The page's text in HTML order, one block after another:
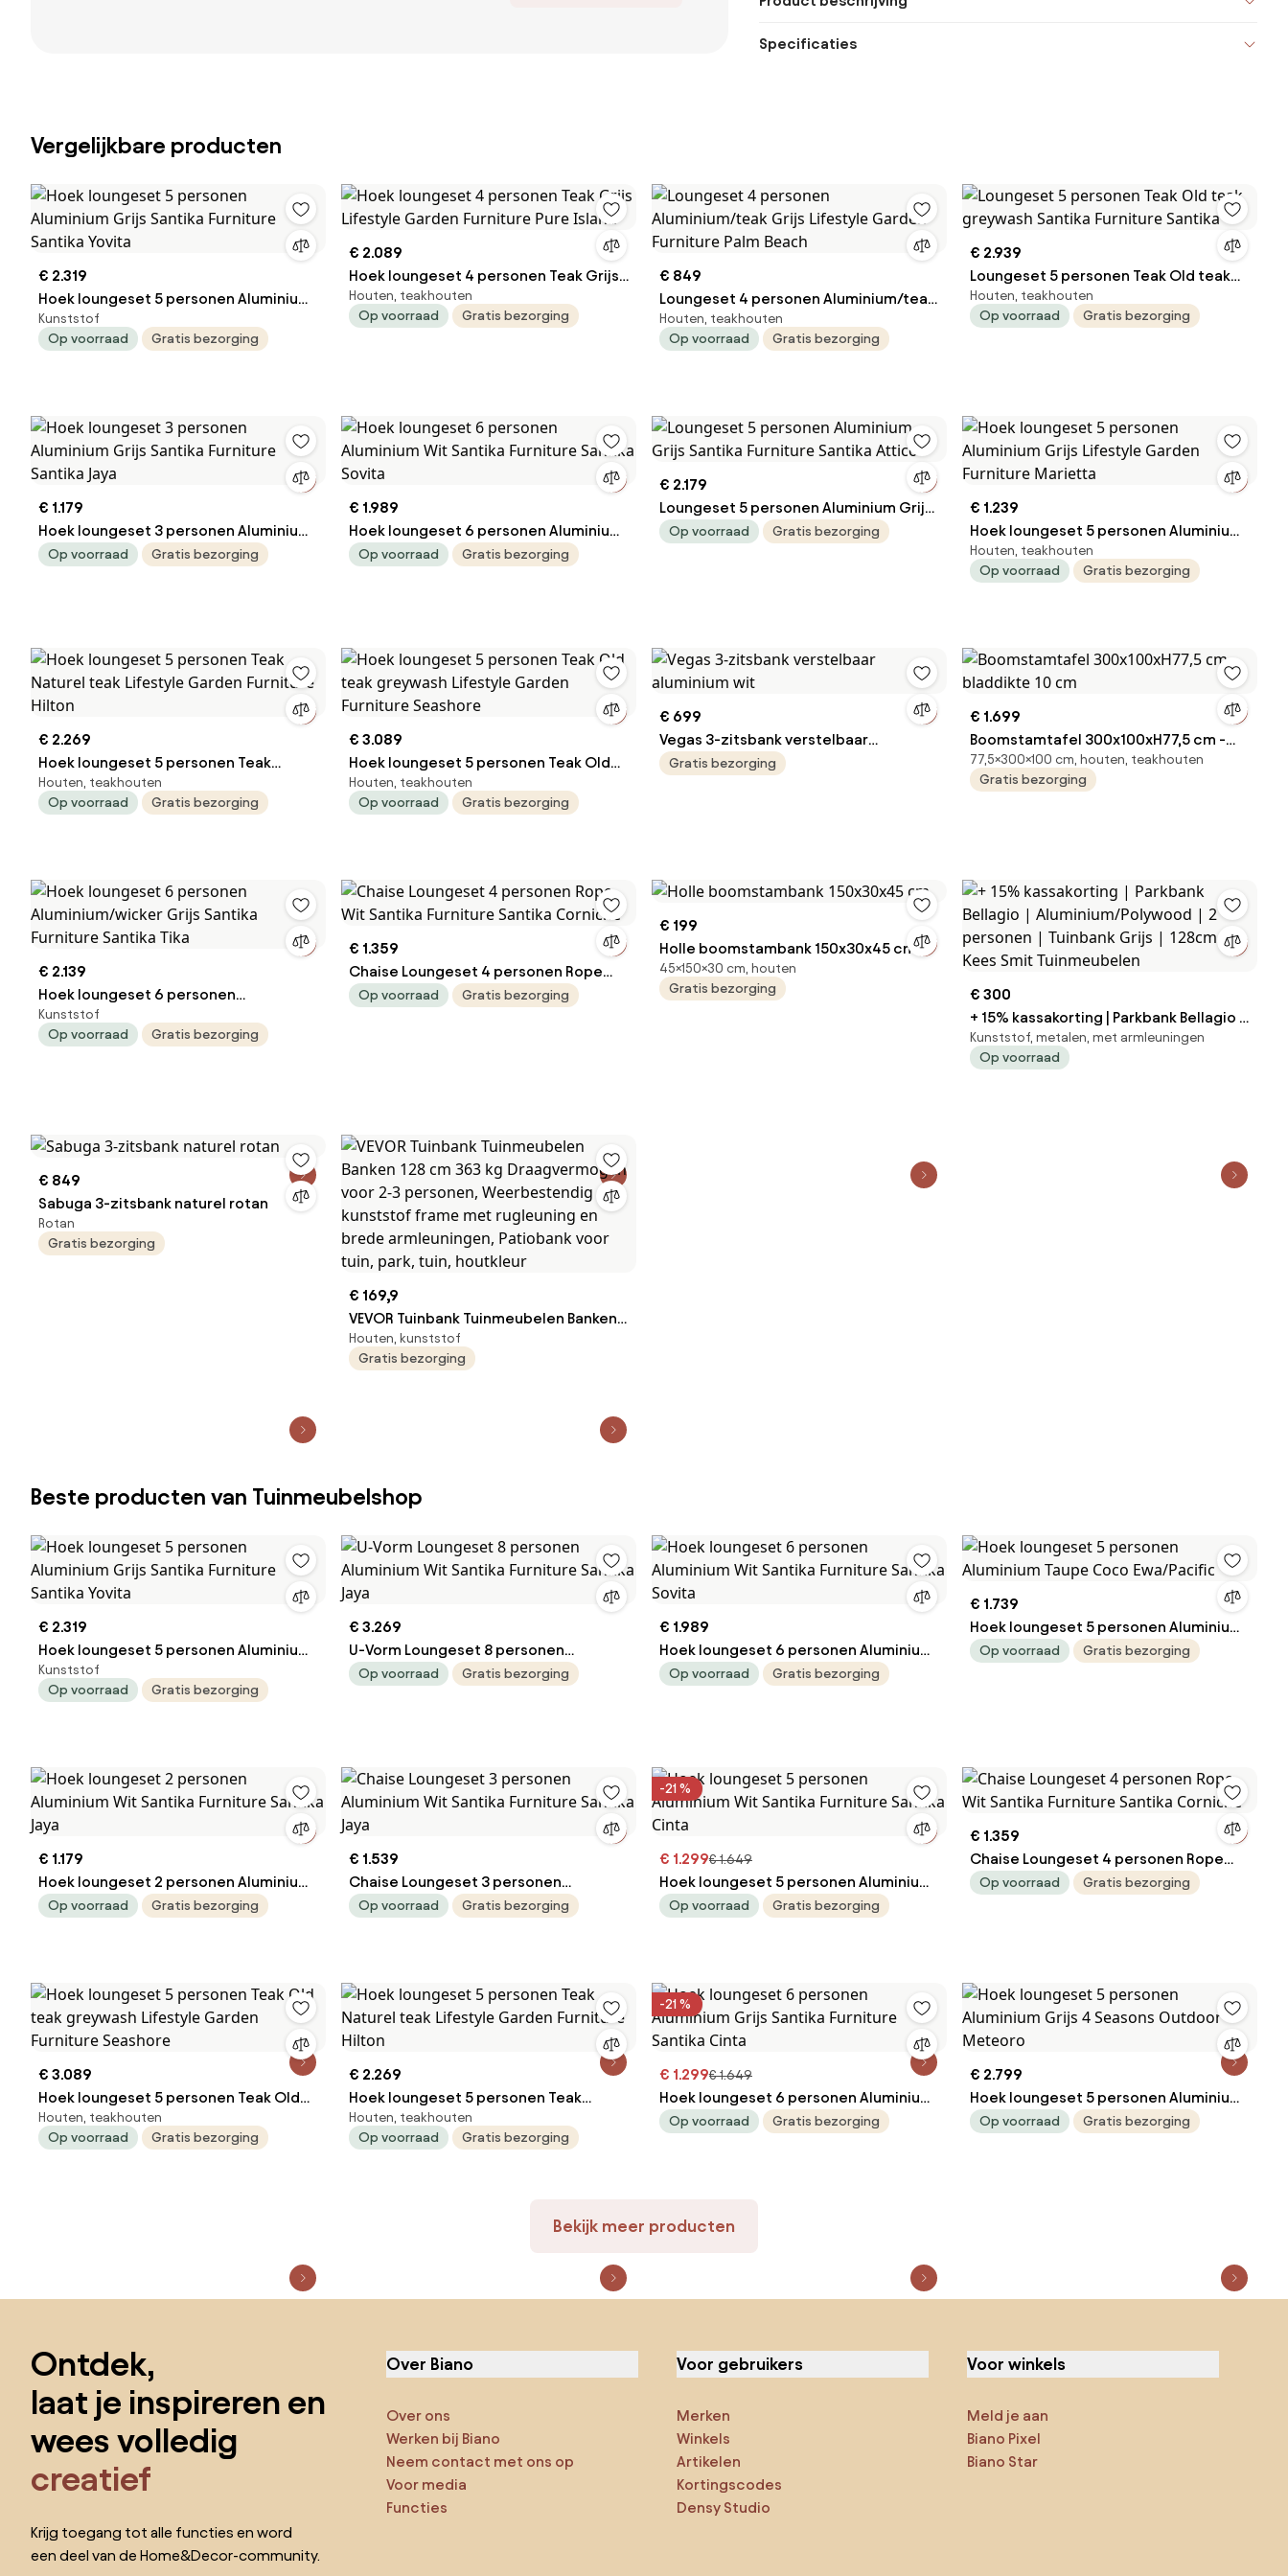
Specificaties
Vergelijkbare producten
€ 2.319
Hoek loungeset 5 personen Aluminium
Grijs Santika Furniture Santika Yovita
Kunststof
Op voorraad
Gratis bezorging
€ 2.089
Hoek loungeset 4 personen Teak Grijs
Lifestyle Garden Furniture Pure Island
Houten, teakhouten
Op voorraad
Gratis bezorging
€ 849
Loungeset 4 personen Aluminium/teak
Grijs Lifestyle Garden Furniture Palm
Beach
Houten, teakhouten
Op voorraad
Gratis bezorging
€ 2.939
Loungeset 5 personen Teak Old teak
greywash Santika Furniture Santika
Houten, teakhouten
Op voorraad
Gratis bezorging
€ 1.179
Hoek loungeset 3 personen Aluminium
Grijs Santika Furniture Santika Jaya
Op voorraad Gratis bezorging
€ 1.989
Hoek loungeset 6 personen Aluminium
Wit Santika Furniture Santika Sovita
Op voorraad Gratis bezorging
€ 2.179
Loungeset 5 personen Aluminium Grijs
Santika Furniture Santika Attico
Op voorraad Gratis bezorging
€ 1.239
Hoek loungeset 5 personen Aluminium
Grijs Lifestyle Garden Furniture
Marietta
Houten, teakhouten
Op voorraad
Gratis bezorging
€ 2.269
Hoek loungeset 5 personen Teak
Naturel teak Lifestyle Garden Furniture
Hilton
Houten, teakhouten
Op voorraad
Gratis bezorging
€ 3.089
Hoek loungeset 5 personen Teak Old
teak greywash Lifestyle Garden
Furniture Seashore
Houten, teakhouten
Op voorraad
Gratis bezorging
€ 699
Vegas 3-zitsbank verstelbaar
aluminium wit
Gratis bezorging
€ 1.699
Boomstamtafel 300x100xH77,5 cm -
bladdikte 10 cm
77,5×300×100 cm, houten, teakhouten
Gratis bezorging
€ 2.139
Hoek loungeset 6 personen
Aluminium/wicker Grijs Santika
Furniture Santika Tika
Kunststof
Op voorraad
Gratis bezorging
€ 1.359
Chaise Loungeset 4 personen Rope
Wit Santika Furniture Santika Corniche
Op voorraad Gratis bezorging
€ 199
Holle boomstambank 150x30x45 cm
45×150×30 cm, houten
Gratis bezorging
€ 300
+ 15% kassakorting | Parkbank Bellagio |
Aluminium/Polywood | 2 personen |
Tuinbank Grijs | 128cm | Kees Smit
Kunststof, metalen, met armleuningen
Op voorraad
€ 849
Sabuga 3-zitsbank naturel rotan
Rotan
Gratis bezorging
€ 169,9
VEVOR Tuinbank Tuinmeubelen Banken
128 cm 363 kg Draagvermogen voor 2-
3 personen, Weerbestendig kunststof
Houten, kunststof
Gratis bezorging
Beste producten van Tuinmeubelshop
€ 2.319
Hoek loungeset 5 personen Aluminium
Grijs Santika Furniture Santika Yovita
Kunststof
Op voorraad
Gratis bezorging
€ 3.269
U-Vorm Loungeset 8 personen
Aluminium Wit Santika Furniture Santika
Op voorraad Gratis bezorging
€ 1.989
Hoek loungeset 6 personen Aluminium
Wit Santika Furniture Santika Sovita
Op voorraad Gratis bezorging
€ 1.739
Hoek loungeset 5 personen Aluminium
Taupe Coco Ewa/Pacific
Op voorraad Gratis bezorging
€ 1.179
Hoek loungeset 2 personen Aluminium
Wit Santika Furniture Santika Jaya
Op voorraad Gratis bezorging
€ 1.539
Chaise Loungeset 3 personen
Aluminium Wit Santika Furniture Santika
Op voorraad Gratis bezorging
-21 %
€ 1.299€ 1.649
Hoek loungeset 5 personen Aluminium
Wit Santika Furniture Santika Cinta
Op voorraad Gratis bezorging
€ 1.359
Chaise Loungeset 4 personen Rope
Wit Santika Furniture Santika Corniche
Op voorraad Gratis bezorging
€ 3.089
Hoek loungeset 5 personen Teak Old
teak greywash Lifestyle Garden
Furniture Seashore
Houten, teakhouten
Op voorraad
Gratis bezorging
€ 2.269
Hoek loungeset 5 personen Teak
Naturel teak Lifestyle Garden Furniture
Hilton
Houten, teakhouten
Op voorraad
Gratis bezorging
-21 %
€ 1.299€ 1.649
Hoek loungeset 6 personen Aluminium
Grijs Santika Furniture Santika Cinta
Op voorraad Gratis bezorging
€ 2.799
Hoek loungeset 5 personen Aluminium
Grijs 4 Seasons Outdoor Meteoro
Op voorraad Gratis bezorging
Bekijk meer producten
Ontdek,
laat je inspireren en
wees volledig
creatief
Krijg toegang tot alle functies en word
een deel van de Home&Decor-community.
Over Biano
Over ons
Werken bij Biano
Neem contact met ons op
Voor media
Functies
Voor gebruikers
Merken
Winkels
Artikelen
Kortingscodes
Densy Studio
Voor winkels
Meld je aan
Biano Pixel
Biano Star